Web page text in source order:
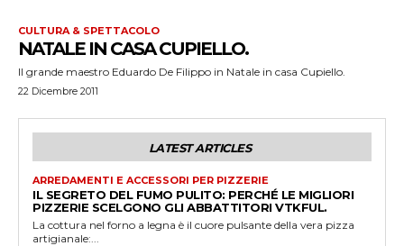
CULTURA & SPETTACOLO
NATALE IN CASA CUPIELLO.
Il grande maestro Eduardo De Filippo in Natale in casa Cupiello.
22 Dicembre 2011
LATEST ARTICLES
ARREDAMENTI E ACCESSORI PER PIZZERIE
IL SEGRETO DEL FUMO PULITO: PERCHÉ LE MIGLIORI
PIZZERIE SCELGONO GLI ABBATTITORI VTKFUL.
La cottura nel forno a legna è il cuore pulsante della vera pizza
artigianale:...